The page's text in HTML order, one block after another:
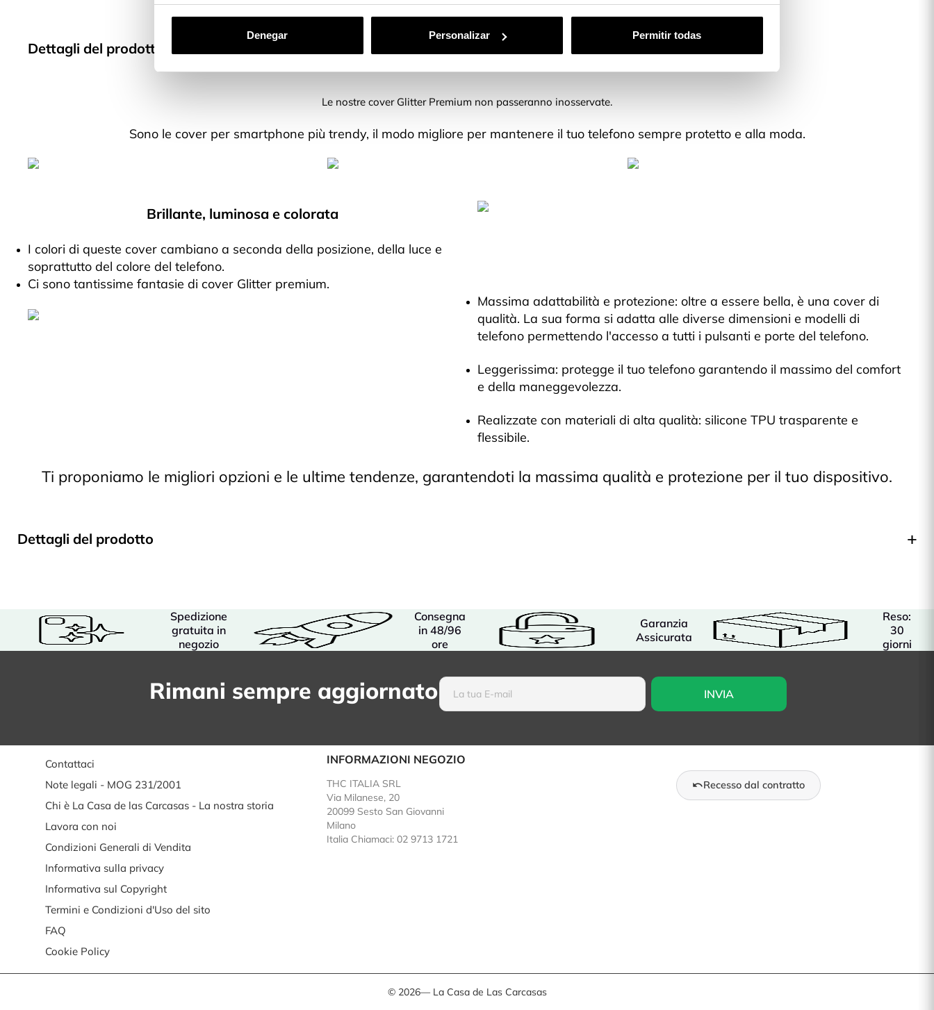
Denegar Personalizar Permitir todas
Dettagli del prodotto
Le nostre cover Glitter Premium non passeranno inosservate.
Sono le cover per smartphone più trendy, il modo migliore per mantenere il tuo telefono sempre protetto e alla moda.
Brillante, luminosa e colorata
I colori di queste cover cambiano a seconda della posizione, della luce e
soprattutto del colore del telefono.
Ci sono tantissime fantasie di cover Glitter premium.
Massima adattabilità e protezione: oltre a essere bella, è una cover di
qualità. La sua forma si adatta alle diverse dimensioni e modelli di
telefono permettendo l'accesso a tutti i pulsanti e porte del telefono.
Leggerissima: protegge il tuo telefono garantendo il massimo del comfort
e della maneggevolezza.
Realizzate con materiali di alta qualità: silicone TPU trasparente e
flessibile.
Ti proponiamo le migliori opzioni e le ultime tendenze, garantendoti la massima qualità e protezione per il tuo dispositivo.
Dettagli del prodotto
Spedizione
gratuita in
negozio
Consegna
in 48/96
ore
Garanzia
Assicurata
Reso:
30
giorni
Rimani sempre aggiornato
Contattaci
Note legali - MOG 231/2001
Chi è La Casa de las Carcasas - La nostra storia
Lavora con noi
Condizioni Generali di Vendita
Informativa sulla privacy
Informativa sul Copyright
Termini e Condizioni d'Uso del sito
FAQ
Cookie Policy
INFORMAZIONI NEGOZIO
THC ITALIA SRL
Via Milanese, 20
20099 Sesto San Giovanni
Milano
Italia Chiamaci: 02 9713 1721
Recesso dal contratto
© 2026— La Casa de Las Carcasas